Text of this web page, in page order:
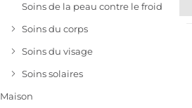
Soins de la peau contre le froid
Soins du corps
Soins du visage
Soins solaires
Maison